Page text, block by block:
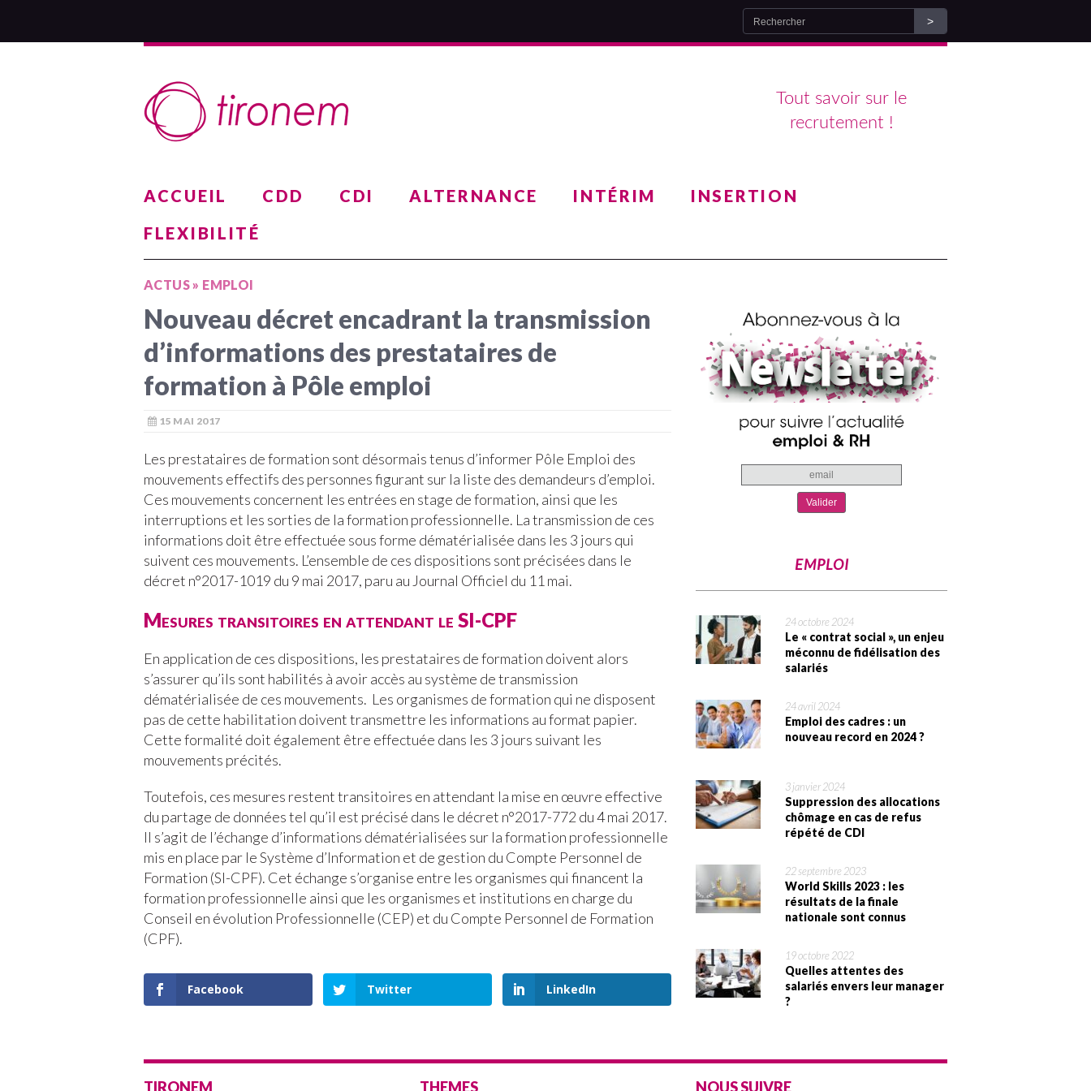
Tout savoir sur le
recrutement !
ACCUEIL CDD CDI ALTERNANCE INTÉRIM
INSERTION
FLEXIBILITÉ
ACTUS» EMPLOI
Nouveau décret encadrant la transmission
d’informations des prestataires de
formation à Pôle emploi
15 MAI 2017
Les prestataires de formation sont désormais tenus d’informer Pôle Emploi des
mouvements effectifs des personnes figurant sur la liste des demandeurs d’emploi.
Ces mouvements concernent les entrées en stage de formation, ainsi que les
interruptions et les sorties de la formation professionnelle. La transmission de ces
informations doit être effectuée sous forme dématérialisée dans les 3 jours qui
suivent ces mouvements. L’ensemble de ces dispositions sont précisées dans le
décret n°2017-1019 du 9 mai 2017, paru au Journal Officiel du 11 mai.
Mesures transitoires en attendant le SI-CPF
En application de ces dispositions, les prestataires de formation doivent alors
s’assurer qu’ils sont habilités à avoir accès au système de transmission
dématérialisée de ces mouvements. Les organismes de formation qui ne disposent
pas de cette habilitation doivent transmettre les informations au format papier.
Cette formalité doit également être effectuée dans les 3 jours suivant les
mouvements précités.
Toutefois, ces mesures restent transitoires en attendant la mise en œuvre effective
du partage de données tel qu’il est précisé dans le décret n°2017-772 du 4 mai 2017.
Il s’agit de l’échange d’informations dématérialisées sur la formation professionnelle
mis en place par le Système d’Information et de gestion du Compte Personnel de
Formation (SI-CPF). Cet échange s’organise entre les organismes qui financent la
formation professionnelle ainsi que les organismes et institutions en charge du
Conseil en évolution Professionnelle (CEP) et du Compte Personnel de Formation
(CPF).
Facebook Twitter LinkedIn
EMPLOI
24 octobre 2024
Le « contrat social », un enjeu
méconnu de fidélisation des
salariés
24 avril 2024
Emploi des cadres : un
nouveau record en 2024 ?
3 janvier 2024
Suppression des allocations
chômage en cas de refus
répété de CDI
22 septembre 2023
World Skills 2023 : les
résultats de la finale
nationale sont connus
19 octobre 2022
Quelles attentes des
salariés envers leur manager
?
TIRONEM THEMES NOUS SUIVRE